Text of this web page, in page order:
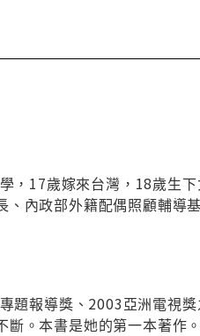
，17歲嫁來台灣，18歲生
內政部外籍配偶照顧輔
題報導獎、2003亞洲電
。本書是她的第一本著作。